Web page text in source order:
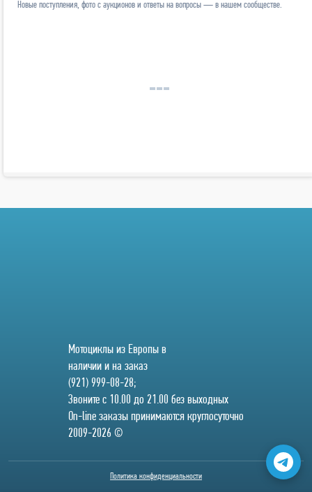
Новые поступления, фото с аукционов и ответы на вопросы — в нашем сообществе.
Мотоциклы из Европы в
наличии и на заказ
(921) 999-08-28;
Звоните с 10.00 до 21.00 без выходных
On-line заказы принимаются круглосуточно
2009-2026 ©
Политика конфиденциальности